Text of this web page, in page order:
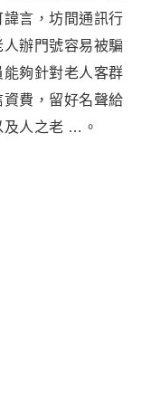
言，坊間通訊行
辦門號容易被騙
夠針對老人客群
費，留好名聲給
及人之老 …。